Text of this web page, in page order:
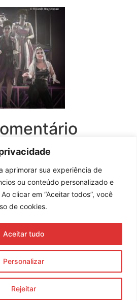
aprimorar sua experiência de
ou conteúdo personalizado e
clicar em “Aceitar todos”, você
de cookies.
Personalizar
Rejeitar
Aceitar tudo
para publicar um comentário.
Enviar
Todos os direitos reservados
e Termos de Uso